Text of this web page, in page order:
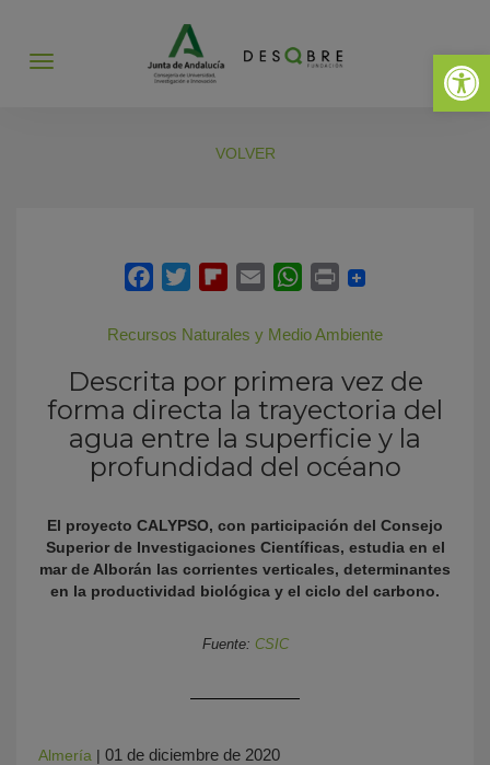
Abrir
Abrir
VOLVER
Recursos Naturales y Medio Ambiente
Descrita por primera vez de
forma directa la trayectoria del
agua entre la superficie y la
profundidad del océano
El proyecto CALYPSO, con participación del Consejo
Superior de Investigaciones Científicas, estudia en el
mar de Alborán las corrientes verticales, determinantes
en la productividad biológica y el ciclo del carbono.
Fuente: CSIC
Almería | 01 de diciembre de 2020